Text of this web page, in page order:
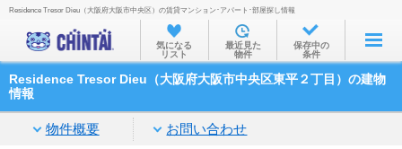
お部屋を探す
沿線・駅から
家賃相場から
Residence Tresor Dieu（大阪府大阪市中央区）の賃貸マンション･アパート･部屋探し情報
気になる
リスト
最近見た
物件
保存中の
条件
Residence Tresor Dieu（大阪府大阪市中央区東平２丁目）の建物
情報
物件概要 お問い合わせ